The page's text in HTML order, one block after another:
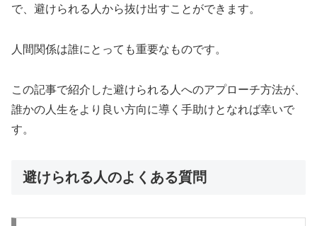
で、避けられる人から抜け出すことができます。
人間関係は誰にとっても重要なものです。
この記事で紹介した避けられる人へのアプローチ方法が、
誰かの人生をより良い方向に導く手助けとなれば幸いで
す。
避けられる人のよくある質問